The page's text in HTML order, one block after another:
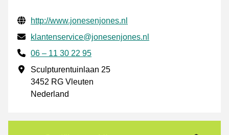
Verifisert kontaktinformasjon
Website URL
http://www.jonesenjones.nl
E-post
klantenservice@jonesenjones.nl
Phone number
06 – 11 30 22 95
Forretningsadresse
Sculpturentuinlaan 25
3452 RG Vleuten
Nederland